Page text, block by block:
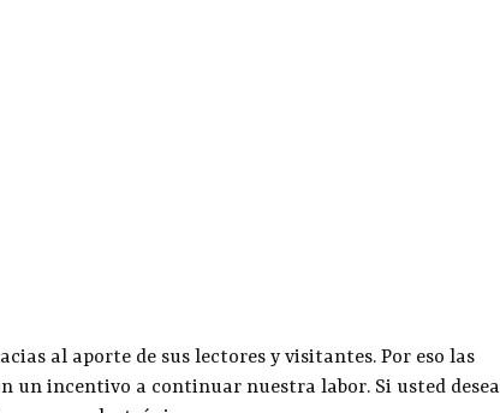
al aporte de sus lectores y visitantes. Por eso las
un incentivo a continuar nuestra labor. Si usted desea